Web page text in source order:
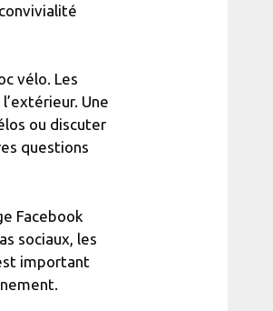
vélo. Les
Une
ou discuter
questions
Facebook
sociaux, les
important